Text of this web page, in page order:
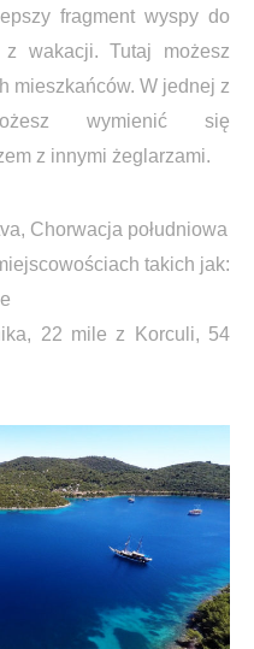
fragment wyspy do
wakacji. Tutaj możesz
mieszkańców. W jednej z
wymienić się
z innymi żeglarzami.
Chorwacja południowa
takich jak:
22 mile z Korculi, 54